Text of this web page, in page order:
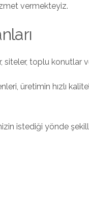
vermekteyiz.
siteler, toplu konutlar
üretimin hızlı
istediği yönde